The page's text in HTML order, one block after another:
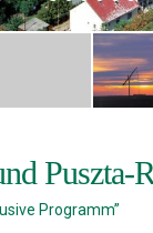
Puszta-
Programm”